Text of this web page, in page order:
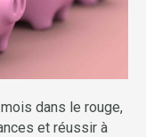
dans le rouge,
et réussir à